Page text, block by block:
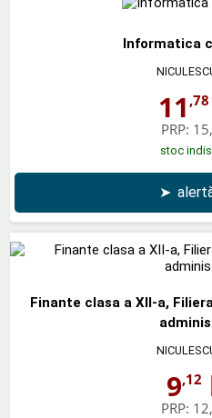
Informatica
11 ,78
PRP:
stoc
➤
Finante clasa a XII-a,
9,12
PRP: